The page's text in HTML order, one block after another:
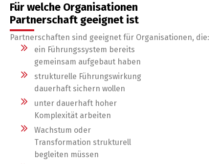
Für welche Organisationen
Partnerschaft geeignet ist
Partnerschaften sind geeignet für Organisationen, die:
ein Führungssystem bereits
gemeinsam aufgebaut haben
strukturelle Führungswirkung
dauerhaft sichern wollen
unter dauerhaft hoher
Komplexität arbeiten
Wachstum oder
Transformation strukturell
begleiten müssen